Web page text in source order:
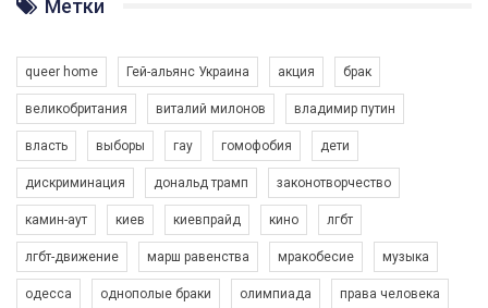
Разом наш голос лунає гучніше!
Зупинимо насильство проти ЛГБТ в Україні! Stop violence against LGBT in Ukraine!
6/30/2017
Метки
queer home Гей-альянс Украина акция брак
великобритания виталий милонов владимир путин
власть выборы гау гомофобия дети
дискриминация дональд трамп законотворчество
камин-аут киев киевпрайд кино лгбт
лгбт-движение марш равенства мракобесие музыка
одесса однополые браки олимпиада права человека